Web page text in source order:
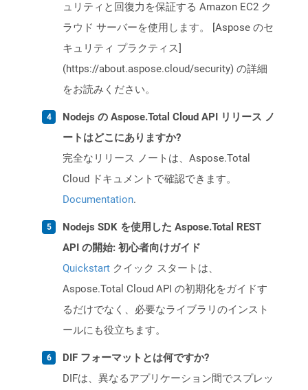
ュリティと回復力を保証する Amazon EC2 ク
ラウド サーバーを使用します。 [Aspose のセ
キュリティ プラクティス]
(https://about.aspose.cloud/security) の詳細
をお読みください。
Nodejs の Aspose.Total Cloud API リリース ノ
ートはどこにありますか?
完全なリリース ノートは、Aspose.Total
Cloud ドキュメントで確認できます。
Documentation.
Nodejs SDK を使用した Aspose.Total REST
API の開始: 初心者向けガイド
Quickstart クイック スタートは、
Aspose.Total Cloud API の初期化をガイドす
るだけでなく、必要なライブラリのインスト
ールにも役立ちます。
DIF フォーマットとは何ですか?
DIFは、異なるアプリケーション間でスプレッ